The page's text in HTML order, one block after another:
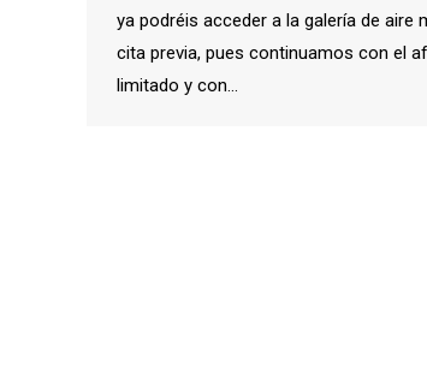
ya podréis acceder a la galería de aire
cita previa, pues continuamos con el
limitado y con…